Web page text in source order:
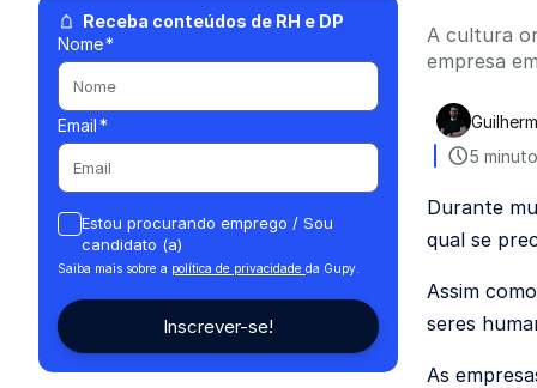
Receba conteúdos de RH e DP
Nome*
Email*
Estou procurando emprego / Sou
candidato (a)
Saiba mais sobre a política de privacidade da Gupy.
A cultura
empresa
5
Durante
qual se
Assim
seres
As